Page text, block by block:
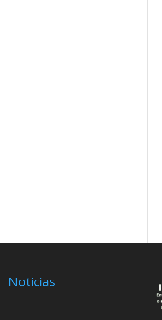
Noticias